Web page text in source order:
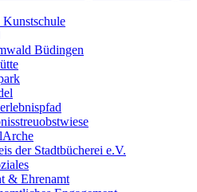
Büdingen
der Stadtbücherei e.V.
& Ehrenamt